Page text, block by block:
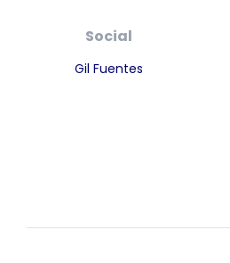
Social
Gil Fuentes